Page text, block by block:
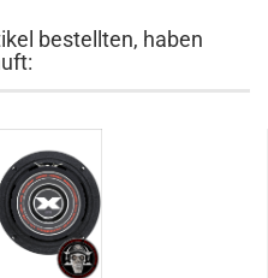
bestellten, haben